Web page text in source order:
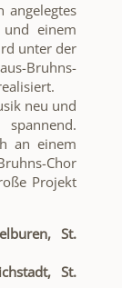
angelegtes
einem
unter der
Bruhns-
neu und
an einem
Chor
Projekt
St.
St.